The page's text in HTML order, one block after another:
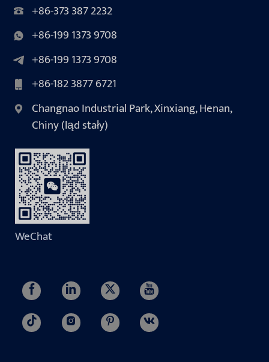
+86-373 387 2232
+86-199 1373 9708
+86-199 1373 9708
+86-182 3877 6721
Changnao Industrial Park, Xinxiang, Henan,
Chiny (ląd stały)
WeChat